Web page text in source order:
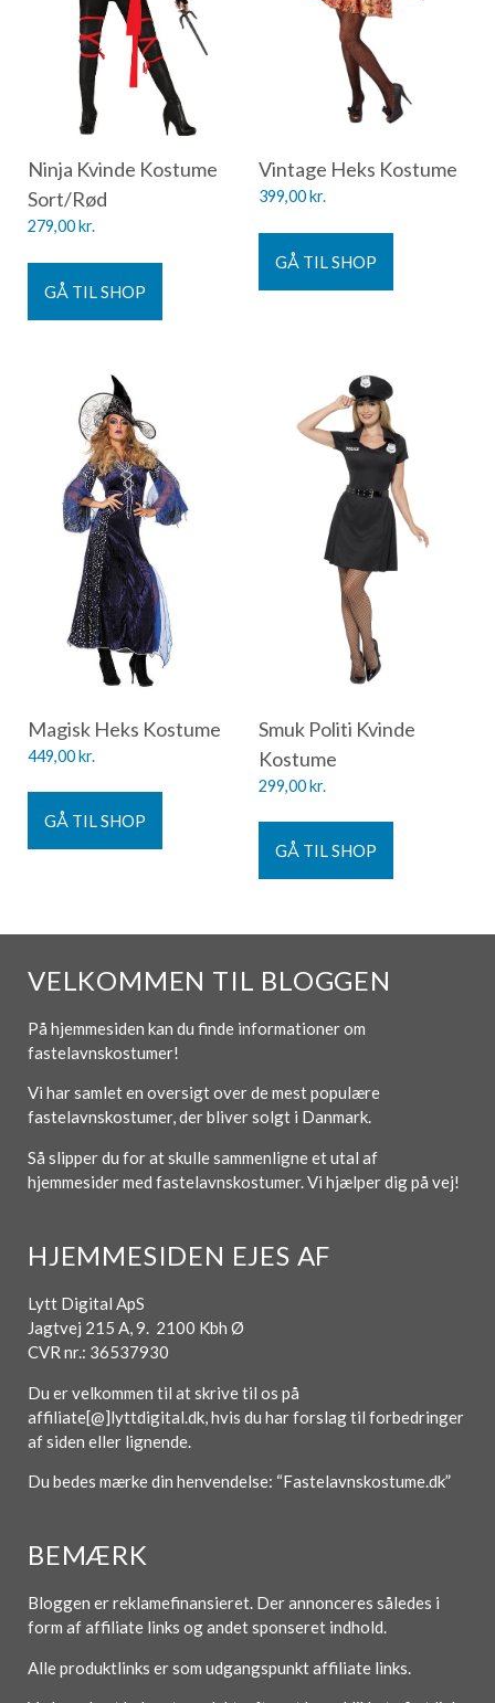
Ninja Kvinde Kostume
Sort/Rød
279,00kr.
GÅ TIL SHOP
Vintage Heks Kostume
399,00kr.
GÅ TIL SHOP
Magisk Heks Kostume
449,00kr.
GÅ TIL SHOP
Smuk Politi Kvinde
Kostume
299,00kr.
GÅ TIL SHOP
VELKOMMEN TIL BLOGGEN
På hjemmesiden kan du finde informationer om
fastelavnskostumer!
Vi har samlet en oversigt over de mest populære
fastelavnskostumer, der bliver solgt i Danmark.
Så slipper du for at skulle sammenligne et utal af
hjemmesider med fastelavnskostumer. Vi hjælper dig på vej!
HJEMMESIDEN EJES AF
Lytt Digital ApS
Jagtvej 215 A, 9. 2100 Kbh Ø
CVR nr.: 36537930
Du er velkommen til at skrive til os på
affiliate[@]lyttdigital.dk, hvis du har forslag til forbedringer
af siden eller lignende.
Du bedes mærke din henvendelse: “Fastelavnskostume.dk”
BEMÆRK
Bloggen er reklamefinansieret. Der annonceres således i
form af affiliate links og andet sponseret indhold.
Alle produktlinks er som udgangspunkt affiliate links.